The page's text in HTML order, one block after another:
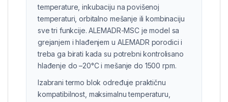
temperature, inkubaciju na povišenoj
temperaturi, orbitalno mešanje ili kombinaciju
sve tri funkcije. ALEMADR-MSC je model sa
grejanjem i hlađenjem u ALEMADR porodici i
treba ga birati kada su potrebni kontrolisano
hlađenje do –20°C i mešanje do 1500 rpm.
Izabrani termo blok određuje praktičnu
kompatibilnost, maksimalnu temperaturu,